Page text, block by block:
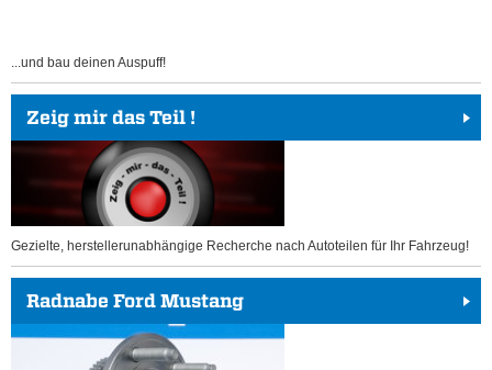
...und bau deinen Auspuff!
Zeig mir das Teil !
Gezielte, herstellerunabhängige Recherche nach Autoteilen für Ihr Fahrzeug!
Radnabe Ford Mustang